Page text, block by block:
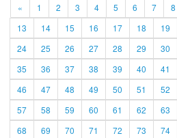
« 1 2 3 4 5 6 7 8
13
14 15 16 17 18 19
24
25 26 27 28 29 30
35
36 37 38 39 40 41
46
47 48 49 50 51 52
57
58 59 60 61 62 63
68
69 70 71 72 73 74